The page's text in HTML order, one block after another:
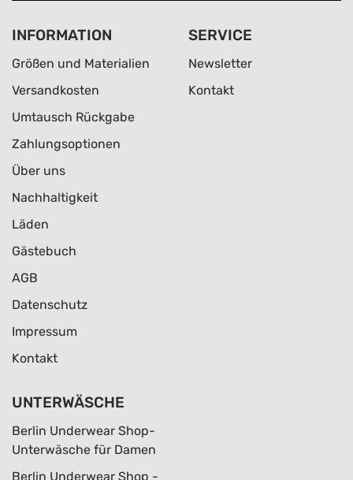
INFORMATION
Größen und Materialien
Versandkosten
Umtausch Rückgabe
Zahlungsoptionen
Über uns
Nachhaltigkeit
Läden
Gästebuch
AGB
Datenschutz
Impressum
Kontakt
SERVICE
Newsletter
Kontakt
UNTERWÄSCHE
Berlin Underwear Shop-
Unterwäsche für Damen
Berlin Underwear Shop -